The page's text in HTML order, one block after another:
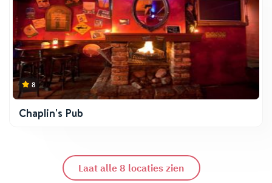
8
Chaplin's Pub
Laat alle 8 locaties zien